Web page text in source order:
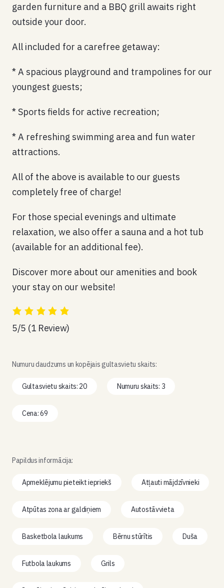
garden furniture and a BBQ grill awaits right
outside your door.
All included for a carefree getaway:
* A spacious playground and trampolines for our
youngest guests;
* Sports fields for active recreation;
* A refreshing swimming area and fun water
attractions.
All of the above is available to our guests
completely free of charge!
For those special evenings and ultimate
relaxation, we also offer a sauna and a hot tub
(available for an additional fee).
Discover more about our amenities and book
your stay on our website!
5/5 (1 Review)
Numuru daudzums un kopējais gultasvietu skaits:
Gultasvietu skaits: 20 Numuru skaits: 3
Cena: 69
Papildus informācija:
Apmeklējumu pieteikt iepriekš Atļauti mājdzīvnieki
Atpūtas zona ar galdiņiem Autostāvvieta
Basketbola laukums Bērnu stūrītis Duša
Futbola laukums Grils